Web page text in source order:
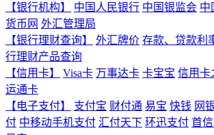
【银行机构】
中国人民银行 中国银监会 中
货币网 外汇管理局
【银行理财查询】
外汇牌价 存款、贷款利
行理财产品查询
【信用卡】
Visa卡 万事达卡 卡宝宝 信用卡
运通卡
【电子支付】
支付宝 财付通 易宝 快钱 网
付 中移动手机支付 汇付天下 环迅支付 首